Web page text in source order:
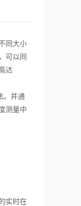
同大小
可以同
达
。并通
测量中
实时在